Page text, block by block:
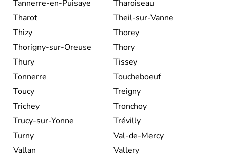
Tannerre-en-Puisaye
Tharoiseau
Tharot
Theil-sur-Vanne
Thizy
Thorey
Thorigny-sur-Oreuse
Thory
Thury
Tissey
Tonnerre
Toucheboeuf
Toucy
Treigny
Trichey
Tronchoy
Trucy-sur-Yonne
Trévilly
Turny
Val-de-Mercy
Vallan
Vallery